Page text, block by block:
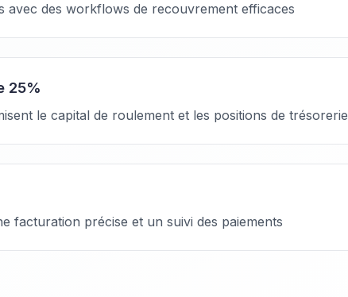
avec des workflows de recouvrement efficaces
25%
le capital de roulement et les positions de trésorerie
facturation précise et un suivi des paiements